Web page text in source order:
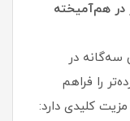
سه‌گانه در
را فراهم
کلیدی دارد: